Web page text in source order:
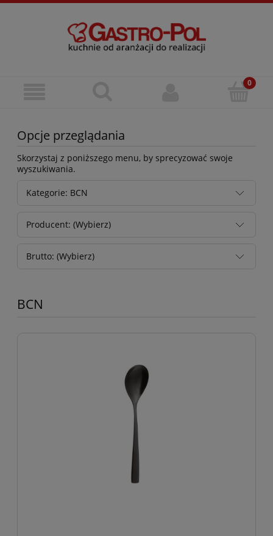
Opcje przeglądania
Skorzystaj z poniższego menu, by sprecyzować swoje
wyszukiwania.
Kategorie: BCN
Producent: (Wybierz)
Brutto: (Wybierz)
BCN